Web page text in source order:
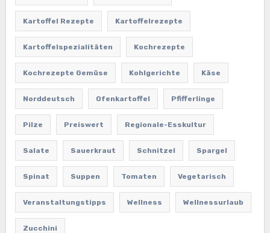
Kartoffel Rezepte Kartoffelrezepte
Kartoffelspezialitäten Kochrezepte
Kochrezepte Gemüse Kohlgerichte Käse
Norddeutsch Ofenkartoffel Pfifferlinge
Pilze Preiswert Regionale-Esskultur
Salate Sauerkraut Schnitzel Spargel
Spinat Suppen Tomaten Vegetarisch
Veranstaltungstipps Wellness Wellnessurlaub
Zucchini